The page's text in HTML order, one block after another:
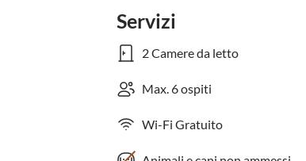
Servizi
2 Camere da letto
Max. 6 ospiti
Wi-Fi Gratuito